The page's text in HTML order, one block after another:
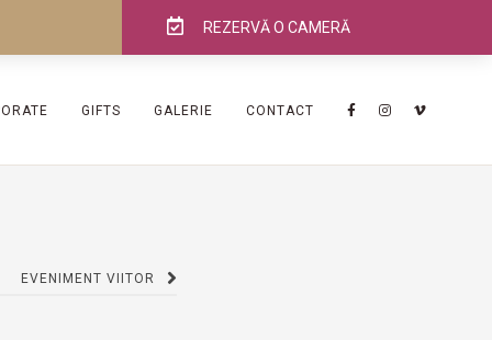
REZERVĂ O CAMERĂ
GIFTS GALERIE CONTACT
EVENIMENT VIITOR